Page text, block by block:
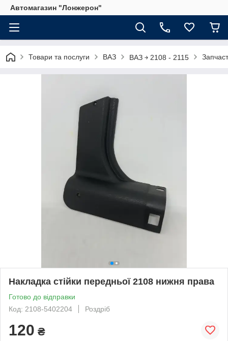
Автомагазин "Лонжерон"
Товари та послуги ВАЗ ВАЗ ￫ 2108 - 2115
Накладка стійки передньої 2108 нижня права
Готово до відправки
Код: 2108-5402204
Роздріб
120 ₴